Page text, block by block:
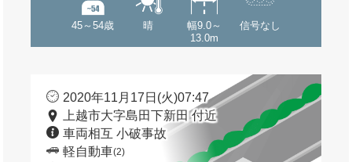
45～54歳 晴
幅9.0～
13.0m
信号なし
2020年11月17日(火)07:47
上越市大字島田下新田 付近
車両相互 小破事故
軽自動車(2)